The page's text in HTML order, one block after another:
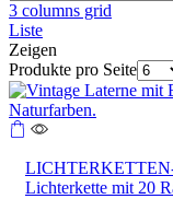
3 columns grid
Liste
Zeigen
Produkte pro Seite
Lichterkette mit 20